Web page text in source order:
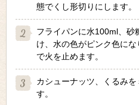
態でくし形切りにします。
フライパンに水100ml、砂
け、水の色がピンク色に
で火を止めます。
カシューナッツ、くるみ
す。